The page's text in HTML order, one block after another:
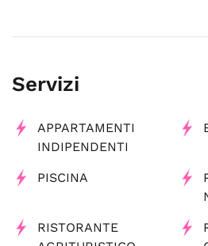
Servizi
APPARTAMENTI
INDIPENDENTI
PISCINA
RISTORANTE